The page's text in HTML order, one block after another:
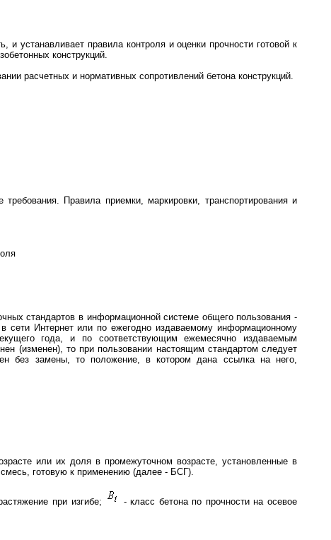
устанавливает правила контроля и оценки прочности готовой к
конструкций.
расчетных и нормативных сопротивлений бетона конструкций.
Правила приемки, маркировки, транспортирования и
стандартов в информационной системе общего пользования -
сети Интернет или по ежегодно издаваемому информационному
года, и по соответствующим ежемесячно издаваемым
(изменен), то при пользовании настоящим стандартом следует
без замены, то положение, в котором дана ссылка на него,
или их доля в промежуточном возрасте, установленные в
готовую к применению (далее - БСГ).
при изгибе;
- класс бетона по прочности на осевое